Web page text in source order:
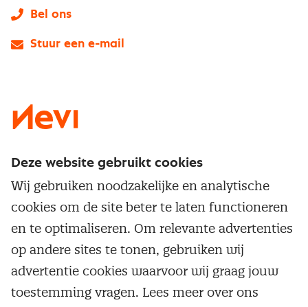
Service & contact
Over inkoop
Netwerk en communities
Aanmelden nieuwsbrief
Word lid van Nevi
Populaire thema's
Aanbesteden
Contractmanagement
Kostenmanagement
Opleidingen en trainingen
Trainingen
Opleidingen
Bel ons
Stuur een e-mail
Deze website gebruikt cookies
Wij gebruiken noodzakelijke en analytische
cookies om de site beter te laten functioneren
en te optimaliseren. Om relevante advertenties
op andere sites te tonen, gebruiken wij
advertentie cookies waarvoor wij graag jouw
toestemming vragen. Lees meer over ons